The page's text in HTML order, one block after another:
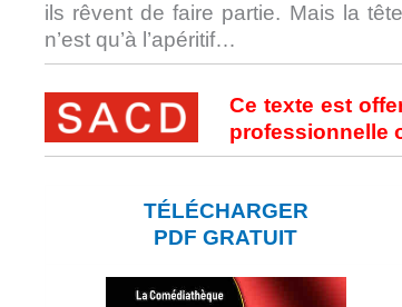
ils rêvent de faire partie. Mais la
n’est qu’à l’apéritif…
Ce texte est
professionnelle
TÉLÉCHARGER
PDF GRATUIT